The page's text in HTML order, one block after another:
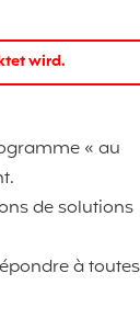
wird.
« au
de solutions
à toutes